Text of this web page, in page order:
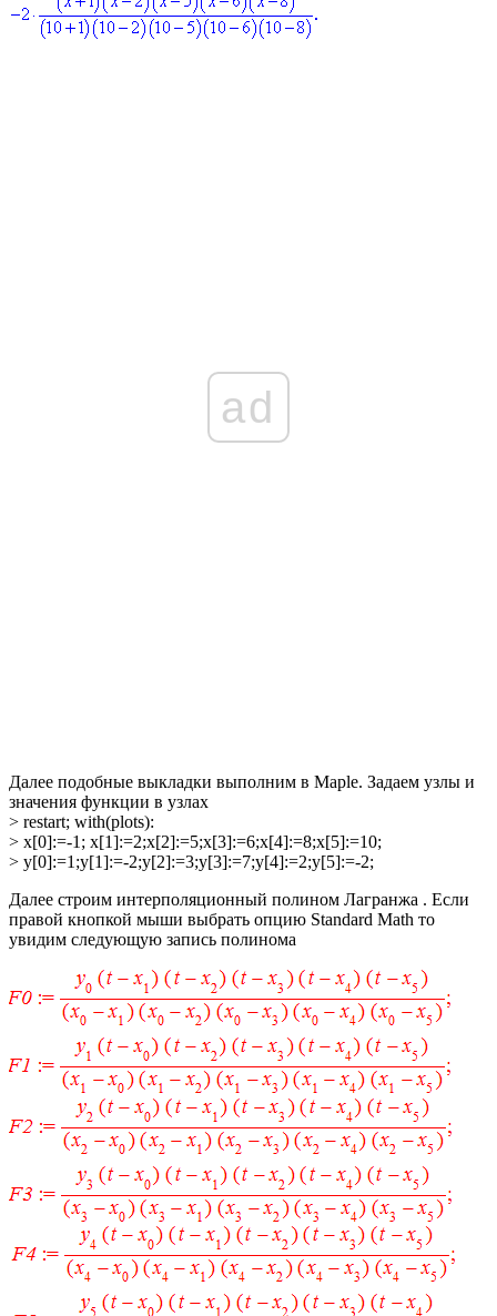
ad
Далее подобные выкладки выполним в Maple. Задаем узлы и
значения функции в узлах
> restart; with(plots):
> x[0]:=-1; x[1]:=2;x[2]:=5;x[3]:=6;x[4]:=8;x[5]:=10;
> y[0]:=1;y[1]:=-2;y[2]:=3;y[3]:=7;y[4]:=2;y[5]:=-2;
Далее строим интерполяционный полином Лагранжа . Если
правой кнопкой мыши выбрать опцию Standard Math то
увидим следующую запись полинома